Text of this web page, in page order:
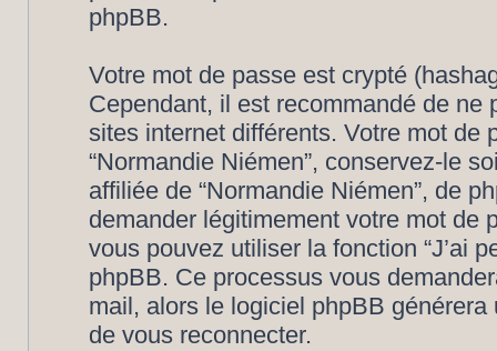
phpBB.
Votre mot de passe est crypté
Cependant, il est recommandé de
sites internet différents. Votre mot de
“Normandie Niémen”, conservez-le
affiliée de “Normandie Niémen”, de
demander légitimement votre mot de
vous pouvez utiliser la fonction “J’ai
phpBB. Ce processus vous
mail, alors le logiciel phpBB
de vous reconnecter.